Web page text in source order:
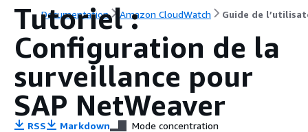
Documentation Amazon CloudWatch Guide de
Tutoriel :
Configuration de la
surveillance pour
SAP NetWeaver
RSS Markdown Mode concentration